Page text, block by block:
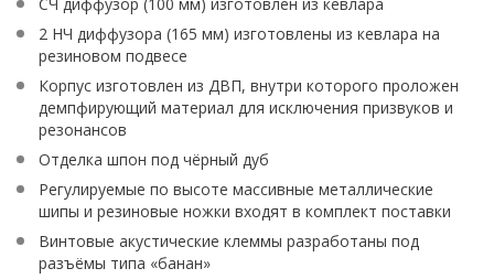
2 НЧ диффузора (165 мм) изготовлены из кевлара на
резиновом подвесе
Корпус изготовлен из ДВП, внутри которого проложен
демпфирующий материал для исключения призвуков и
резонансов
Отделка шпон под чёрный дуб
Регулируемые по высоте массивные металлические
шипы и резиновые ножки входят в комплект поставки
Винтовые акустические клеммы разработаны под
разъёмы типа «банан»